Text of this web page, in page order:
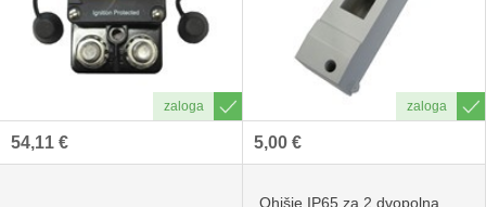
54,11 € 5,00 €
Ohišje IP65 za 2 dvopolna